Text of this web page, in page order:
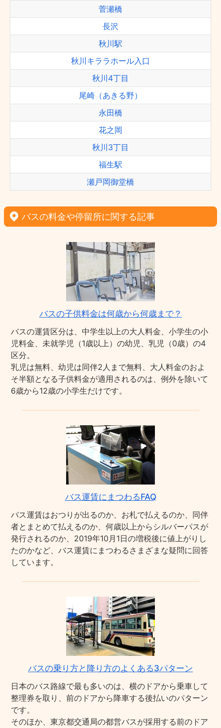
菅瀬橋
長沢
秋川駅
秋川キララホール入口
秋川4丁目
尾崎（あきる野）
永田橋
花之岡
秋川3丁目
福生駅
瀬戸岡御堂橋
バスの料金や停留所に関する記事
バスの子供料金は何歳から何歳まで？
バスの運賃区分は、中学生以上の大人料金、小学生の小
児料金、未就学児（1歳以上）の幼児、乳児（0歳）の4
区分。
乳児は無料、幼児は同伴2人まで無料、大人料金のおよ
そ半額となる子供料金が適用されるのは、例外を除いて
6歳から12歳の小学生だけです。
バス運賃にまつわるFAQ
バス運賃はおつりが出るのか、お札で払えるのか、同伴
者とまとめて払えるのか、何歳以上からシルバーパスが
発行されるのか、2019年10月1日の増税後に値上がりし
たのかなど、バス運賃にまつわるさまざまな疑問に回答
しています。
バスの乗り方と降り方のよくある3パターン
日本のバス路線で最も多いのは、横のドアから乗車して
整理券を取り、前のドアから降車する後払いのパターン
です。
そのほか、東京都交通局の都営バスが採用する前のドア